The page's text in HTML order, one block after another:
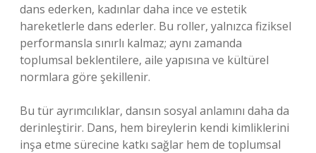
dans ederken, kadınlar daha ince ve estetik
hareketlerle dans ederler. Bu roller, yalnızca fiziksel
performansla sınırlı kalmaz; aynı zamanda
toplumsal beklentilere, aile yapısına ve kültürel
normlara göre şekillenir.
Bu tür ayrımcılıklar, dansın sosyal anlamını daha da
derinleştirir. Dans, hem bireylerin kendi kimliklerini
inşa etme sürecine katkı sağlar hem de toplumsal